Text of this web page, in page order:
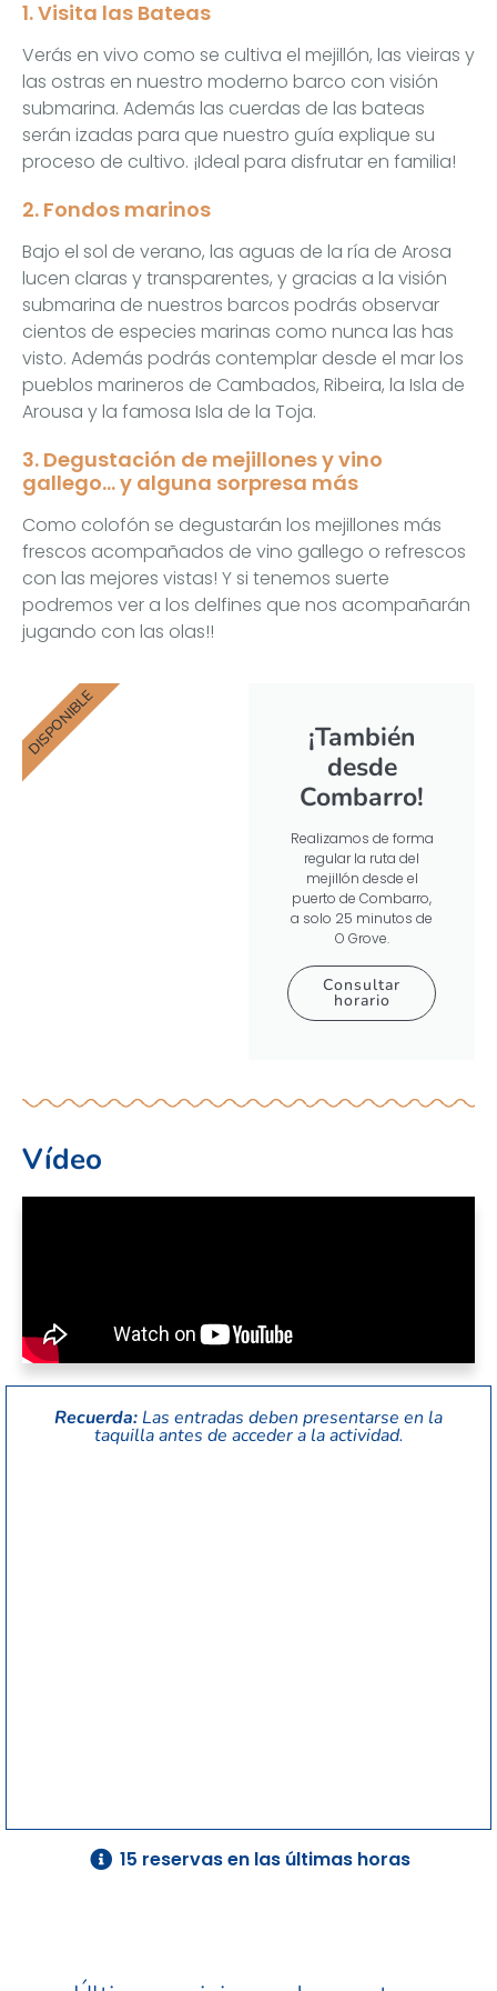
1. Visita las Bateas
Verás en vivo como se cultiva el mejillón, las vieiras y
las ostras en nuestro moderno barco con visión
submarina. Además las cuerdas de las bateas
serán izadas para que nuestro guía explique su
proceso de cultivo. ¡Ideal para disfrutar en familia!
2. Fondos marinos
Bajo el sol de verano, las aguas de la ría de Arosa
lucen claras y transparentes, y gracias a la visión
submarina de nuestros barcos podrás observar
cientos de especies marinas como nunca las has
visto. Además podrás contemplar desde el mar los
pueblos marineros de Cambados, Ribeira, la Isla de
Arousa y la famosa Isla de la Toja.
3. Degustación de mejillones y vino
gallego… y alguna sorpresa más
Como colofón se degustarán los mejillones más
frescos acompañados de vino gallego o refrescos
con las mejores vistas! Y si tenemos suerte
podremos ver a los delfines que nos acompañarán
jugando con las olas!!
¡También
desde
Combarro!
Realizamos de forma
regular la ruta del
mejillón desde el
puerto de Combarro,
a solo 25 minutos de
O Grove.
Consultar
horario
DISPONIBLE
Vídeo
Recuerda: Las entradas deben presentarse en la
taquilla antes de acceder a la actividad.
15 reservas en las últimas horas